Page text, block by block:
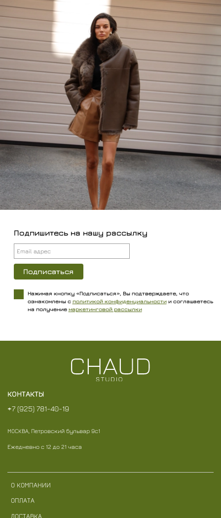
Подпишитесь на нашу рассылку
Нажимая кнопку «Подписаться», Вы подтверждаете, что
ознакомлены с политикой конфиденциальностии соглашаетесь
на получение маркетинговой рассылки
О КОМПАНИИ
ОПЛАТА
ДОСТАВКА
КОНТАКТЫ
+7 (925) 781-40-19
МОСКВА, Петровский бульвар 9с1
Ежедневно с 12 до 21 часа